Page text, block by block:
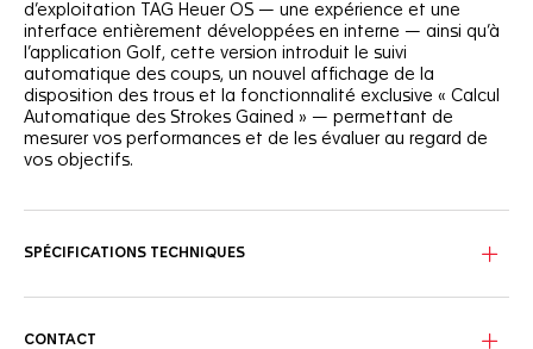
d’exploitation TAG Heuer OS — une expérience et une
interface entièrement développées en interne — ainsi qu’à
l’application Golf, cette version introduit le suivi
automatique des coups, un nouvel affichage de la
disposition des trous et la fonctionnalité exclusive « Calcul
Automatique des Strokes Gained » — permettant de
mesurer vos performances et de les évaluer au regard de
vos objectifs.
SPÉCIFICATIONS TECHNIQUES
CONTACT